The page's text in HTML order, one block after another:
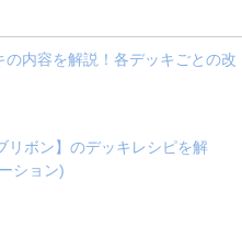
の内容を解説！各デッキごとの改
リボン】のデッキレシピを解
ション)